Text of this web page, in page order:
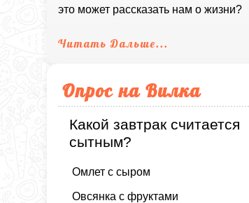
это может рассказать нам о жизни?
Читать Дальше...
Опрос на Вилка
Какой завтрак считается
сытным?
Омлет с сыром
Овсянка с фруктами